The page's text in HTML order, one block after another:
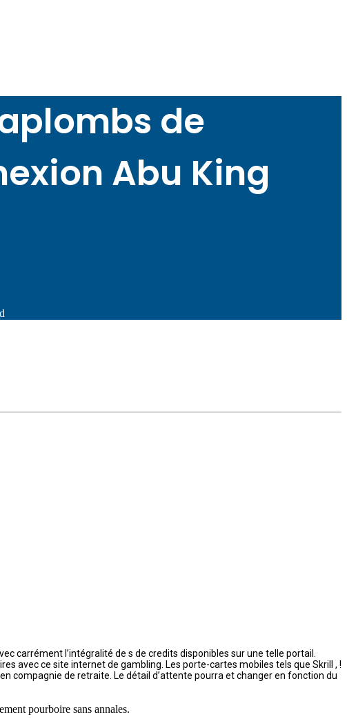
de
Abu King
carrément l’intégralité de s de credits disponibles sur une telle portail.
avec ce site internet de gambling. Les porte-cartes mobiles tels que Skrill , !
compagnie de retraite. Le détail d’attente pourra et changer en fonction du
pourboire sans annales.